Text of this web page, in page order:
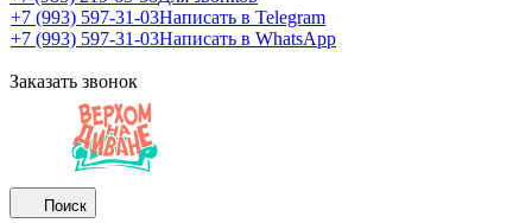
+7 (993) 597-31-03Написать в Telegram
+7 (993) 597-31-03Написать в WhatsApp
Заказать звонок
Поиск